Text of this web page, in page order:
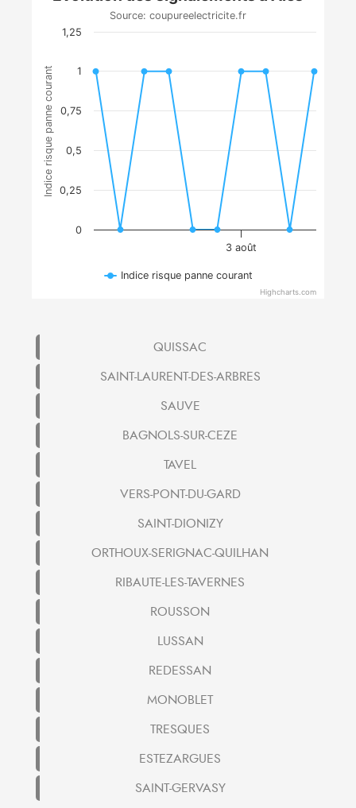
Indice risque panne courant
Source: coupureelectricite.fr
3 août
0
0,25
0,5
0,75
1
1,25
Indice risque panne courant
Highcharts.com
QUISSAC
SAINT-LAURENT-DES-ARBRES
SAUVE
BAGNOLS-SUR-CEZE
TAVEL
VERS-PONT-DU-GARD
SAINT-DIONIZY
ORTHOUX-SERIGNAC-QUILHAN
RIBAUTE-LES-TAVERNES
ROUSSON
LUSSAN
REDESSAN
MONOBLET
TRESQUES
ESTEZARGUES
SAINT-GERVASY